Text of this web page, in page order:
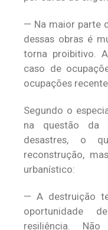
— Na maior parte
dessas obras é
torna proibitivo.
caso de
ocupações
Segundo o
na questão da
desastres, o
reconstrução,
urbanístico:
— A destruição
oportunidade
resiliência.